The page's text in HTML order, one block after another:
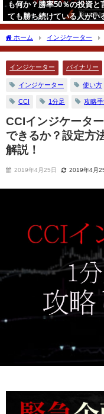
原因とは？負ける人の特
ためのポイントを解説！
ホーム インジケーター
きるか？設定方法や使い方、攻
インジケーター バイナリー
インジケーター 使い方
CCI 1分足 攻略
CCIインジケータ
できるか？設定方
解説！
2019年4月25日 2019年4月